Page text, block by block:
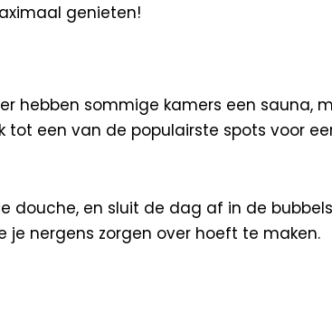
genieten!
hebben sommige kamers een sauna,
een van de populairste spots voor
en sluit de dag af in de
je nergens zorgen over hoeft te maken.